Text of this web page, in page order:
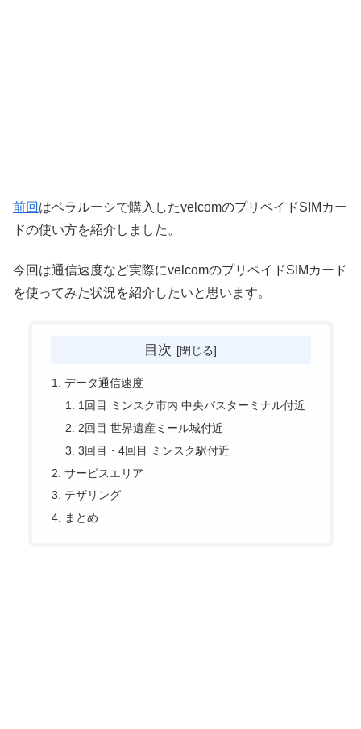
前回 はベラルーシで購入したvelcomのプリペイドSIMカー
ドの使い方を紹介しました。
今回は通信速度など実際にvelcomのプリペイドSIMカード
を使ってみた状況を紹介したいと思います。
目次
データ通信速度
1回目 ミンスク市内 中央バスターミナル付近
2回目 世界遺産ミール城付近
3回目・4回目 ミンスク駅付近
サービスエリア
テザリング
まとめ